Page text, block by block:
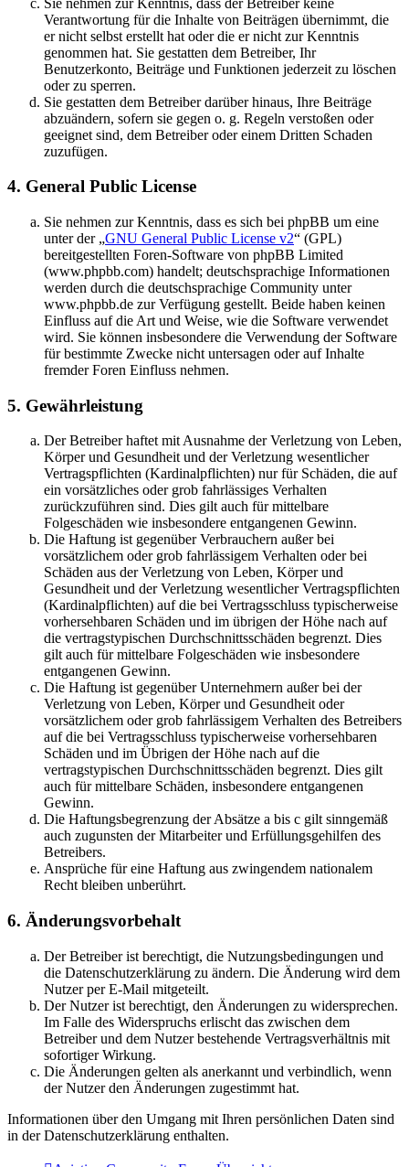
Verantwortung für die Inhalte von Beiträgen übernimmt, die
er nicht selbst erstellt hat oder die er nicht zur Kenntnis
genommen hat. Sie gestatten dem Betreiber, Ihr
Benutzerkonto, Beiträge und Funktionen jederzeit zu löschen
oder zu sperren.
Sie gestatten dem Betreiber darüber hinaus, Ihre Beiträge
abzuändern, sofern sie gegen o. g. Regeln verstoßen oder
geeignet sind, dem Betreiber oder einem Dritten Schaden
zuzufügen.
4. General Public License
Sie nehmen zur Kenntnis, dass es sich bei phpBB um eine
unter der „GNU General Public License v2“ (GPL)
bereitgestellten Foren-Software von phpBB Limited
(www.phpbb.com) handelt; deutschsprachige Informationen
werden durch die deutschsprachige Community unter
www.phpbb.de zur Verfügung gestellt. Beide haben keinen
Einfluss auf die Art und Weise, wie die Software verwendet
wird. Sie können insbesondere die Verwendung der Software
für bestimmte Zwecke nicht untersagen oder auf Inhalte
fremder Foren Einfluss nehmen.
5. Gewährleistung
Der Betreiber haftet mit Ausnahme der Verletzung von Leben,
Körper und Gesundheit und der Verletzung wesentlicher
Vertragspflichten (Kardinalpflichten) nur für Schäden, die auf
ein vorsätzliches oder grob fahrlässiges Verhalten
zurückzuführen sind. Dies gilt auch für mittelbare
Folgeschäden wie insbesondere entgangenen Gewinn.
Die Haftung ist gegenüber Verbrauchern außer bei
vorsätzlichem oder grob fahrlässigem Verhalten oder bei
Schäden aus der Verletzung von Leben, Körper und
Gesundheit und der Verletzung wesentlicher Vertragspflichten
(Kardinalpflichten) auf die bei Vertragsschluss typischerweise
vorhersehbaren Schäden und im übrigen der Höhe nach auf
die vertragstypischen Durchschnittsschäden begrenzt. Dies
gilt auch für mittelbare Folgeschäden wie insbesondere
entgangenen Gewinn.
Die Haftung ist gegenüber Unternehmern außer bei der
Verletzung von Leben, Körper und Gesundheit oder
vorsätzlichem oder grob fahrlässigem Verhalten des Betreibers
auf die bei Vertragsschluss typischerweise vorhersehbaren
Schäden und im Übrigen der Höhe nach auf die
vertragstypischen Durchschnittsschäden begrenzt. Dies gilt
auch für mittelbare Schäden, insbesondere entgangenen
Gewinn.
Die Haftungsbegrenzung der Absätze a bis c gilt sinngemäß
auch zugunsten der Mitarbeiter und Erfüllungsgehilfen des
Betreibers.
Ansprüche für eine Haftung aus zwingendem nationalem
Recht bleiben unberührt.
6. Änderungsvorbehalt
Der Betreiber ist berechtigt, die Nutzungsbedingungen und
die Datenschutzerklärung zu ändern. Die Änderung wird dem
Nutzer per E-Mail mitgeteilt.
Der Nutzer ist berechtigt, den Änderungen zu widersprechen.
Im Falle des Widerspruchs erlischt das zwischen dem
Betreiber und dem Nutzer bestehende Vertragsverhältnis mit
sofortiger Wirkung.
Die Änderungen gelten als anerkannt und verbindlich, wenn
der Nutzer den Änderungen zugestimmt hat.
Informationen über den Umgang mit Ihren persönlichen Daten sind
in der Datenschutzerklärung enthalten.